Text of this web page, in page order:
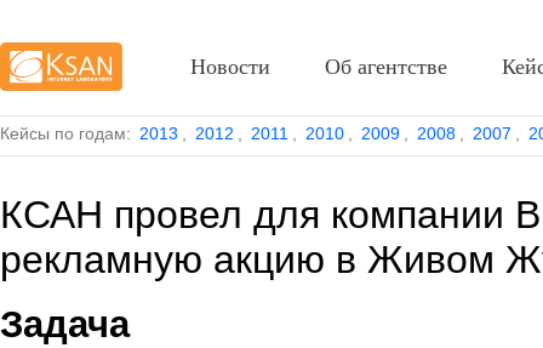
Кейсы по годам: 2013 2012 2011 2010 2009 2008 2007
КСАН провел для компании
рекламную акцию в Живом
Задача
Новости Об агентстве